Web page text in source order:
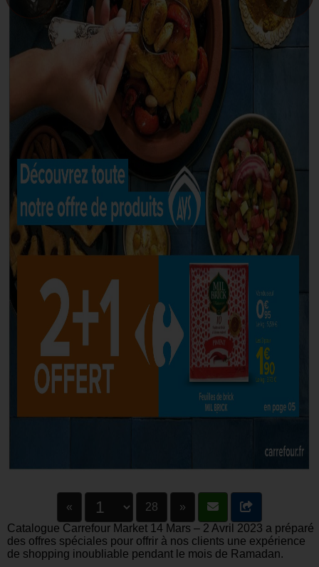
« 28
»
Catalogue Carrefour Market 14 Mars – 2 Avril 2023 a préparé
des offres spéciales pour offrir à nos clients une expérience
de shopping inoubliable pendant le mois de Ramadan.